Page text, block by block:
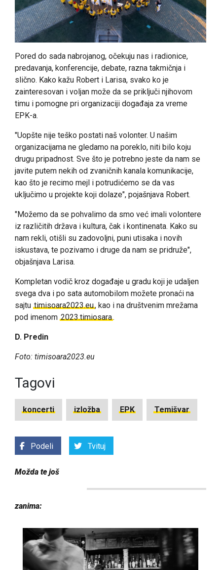
Pored do sada nabrojanog, očekuju nas i radionice,
predavanja, konferencije, debate, razna takmičnja i
slično. Kako kažu Robert i Larisa, svako ko je
zainteresovan i voljan može da se priključi njihovom
timu i pomogne pri organizaciji događaja za vreme
EPK-a.
"Uopšte nije teško postati naš volonter. U našim
organizacijama ne gledamo na poreklo, niti bilo koju
drugu pripadnost. Sve što je potrebno jeste da nam se
javite putem nekih od zvaničnih kanala komunikacije,
kao što je recimo mejl i potrudićemo se da vas
uključimo u projekte koji dolaze", pojašnjava Robert.
"Možemo da se pohvalimo da smo već imali volontere
iz različitih država i kultura, čak i kontinenata. Kako su
nam rekli, otišli su zadovoljni, puni utisaka i novih
iskustava, te pozivamo i druge da nam se pridruže",
objašnjava Larisa.
Kompletan vodič kroz događaje u gradu koji je udaljen
svega dva i po sata automobilom možete pronaći na
sajtu timisoara2023.eu, kao i na društvenim mrežama
pod imenom 2023.timiosara.
D. Predin
Foto: timisoara2023.eu
Tagovi
koncerti izložba EPK Temišvar
Podeli Tvituj
Možda te još
zanima: